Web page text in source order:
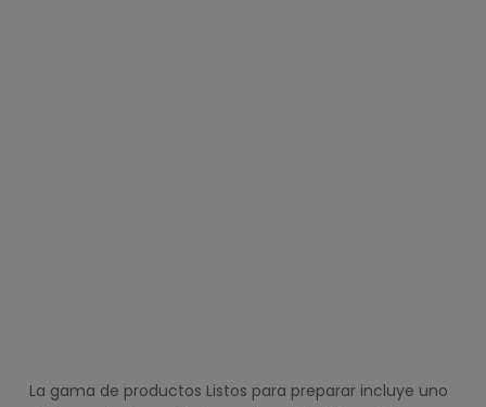
La gama de productos Listos para preparar incluye uno